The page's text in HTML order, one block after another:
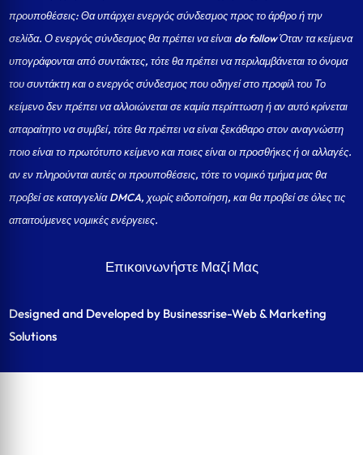
προυποθέσεις: Θα υπάρχει ενεργός σύνδεσμος προς το άρθρο ή την
σελίδα.Ο ενεργός σύνδεσμος θα πρέπει να είναι do follow Όταν τα κείμενα
υπογράφονται από συντάκτες, τότε θα πρέπει να περιλαμβάνεται το όνομα
του συντάκτη και ο ενεργός σύνδεσμος που οδηγεί στο προφίλ του Το
κείμενο δεν πρέπει να αλλοιώνεται σε καμία περίπτωση ή αν αυτό κρίνεται
απαραίτητο να συμβεί, τότε θα πρέπει να είναι ξεκάθαρο στον αναγνώστη
ποιο είναι το πρωτότυπο κείμενο και ποιες είναι οι προσθήκες ή οι αλλαγές.
αν εν πληρούνται αυτές οι προυποθέσεις, τότε το νομικό τμήμα μας θα
προβεί σε καταγγελία DMCA, χωρίς ειδοποίηση, και θα προβεί σε όλες τις
απαιτούμενες νομικές ενέργειες.
Επικοινωνήστε Μαζί Μας
Designed and Developed by Businessrise-Web & Marketing
Solutions